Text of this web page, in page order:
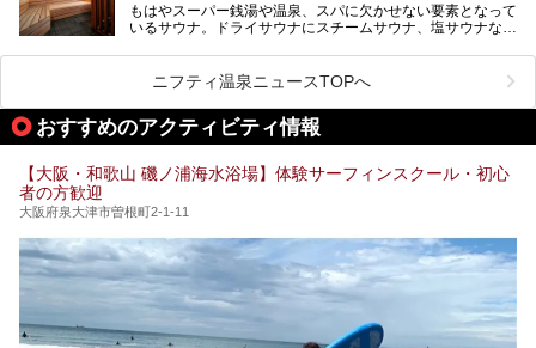
ケやボウリングといった遊び場もあり、友人同士やカップル
で“遊び+癒し”の一日を過ごすのにもぴったり。
処にいたるまで魅力をたっぷり堪能してきたので、その全容
大規模リニューアルの全容を確認すべく、リニューアルプレ
オープンイベントに行ってきました！今回はそのリニューア
もはやスーパー銭湯や温泉、スパに欠かせない要素となって
いるサウナ。ドライサウナにスチームサウナ、塩サウナな
ペース、ロウリュウなど、心ゆくまで楽しむためのサービス
が充実した施設も多くみられます。
今回はそんなサウナにこだわった、大阪府内のオススメ温
泉・銭湯・スパを30件紹介したいと思います！
ニフティ温泉ニュースTOPへ
おすすめのアクティビティ情報
【大阪・和歌山 磯ノ浦海水浴場】体験サーフィンスクール・初心
者の方歓迎
大阪府泉大津市曽根町2-1-11